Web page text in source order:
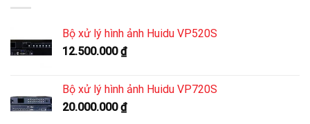
Bộ xử lý hình ảnh Huidu VP520S
12.500.000₫
Bộ xử lý hình ảnh Huidu VP720S
20.000.000₫